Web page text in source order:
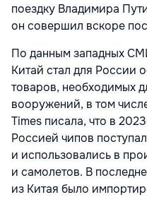
поездку Владимира
он совершил вскоре
По данным западных
Китай стал для России
товаров, необходимых
вооружений, в том
Times писала, что в
Россией чипов
и использовались в
и самолетов. В
из Китая было